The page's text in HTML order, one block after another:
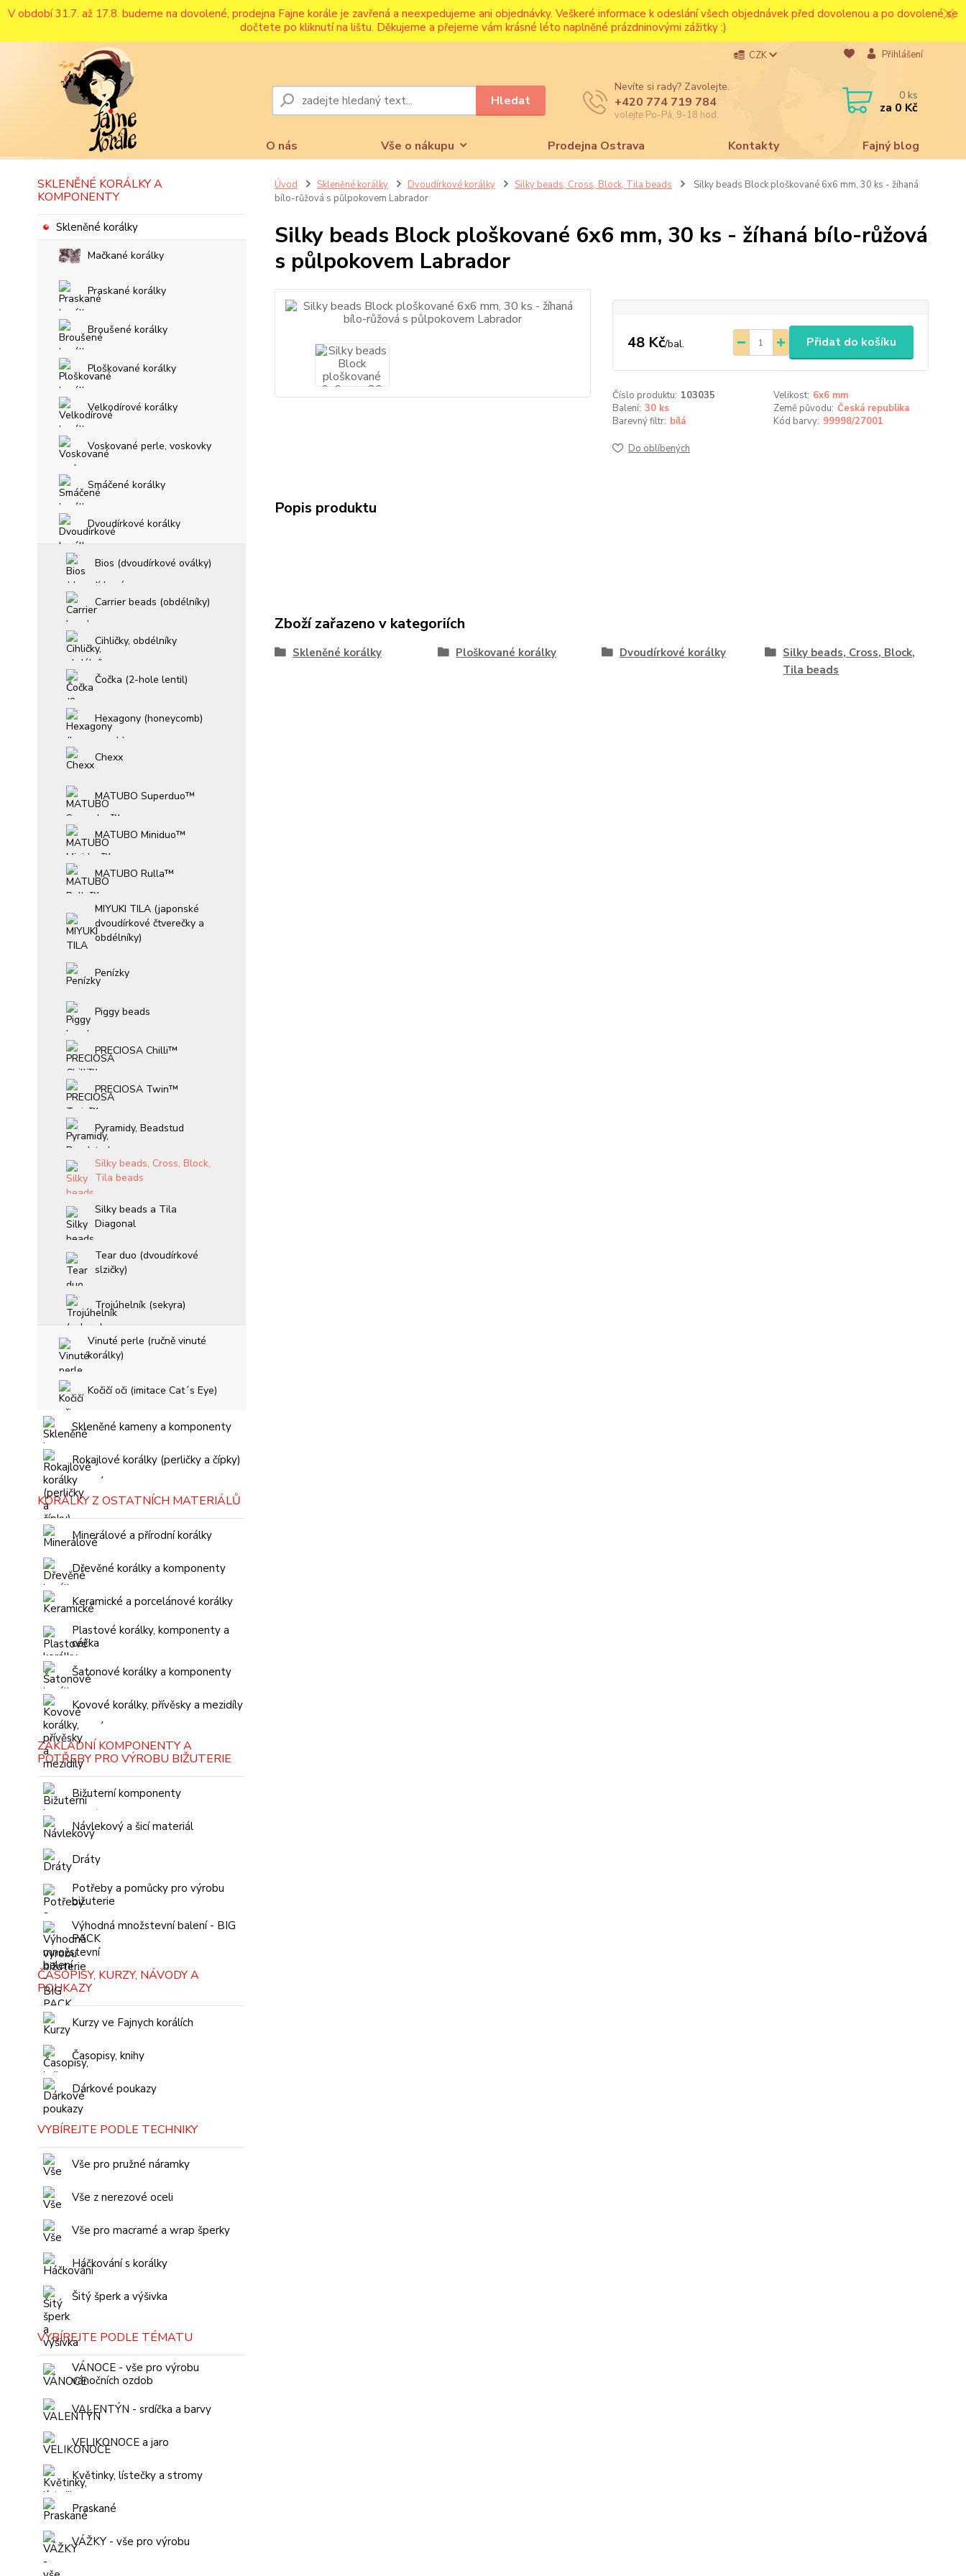
V období 31.7. až 17.8. budeme na dovolené, prodejna Fajne korále je zavřená a neexpedujeme ani objednávky. Veškeré informace k odeslání všech objednávek před dovolenou a po dovolené se
dočtete po kliknutí na lištu. Děkujeme a přejeme vám krásné léto naplněné prázdninovými zážitky :)
O nás Vše o nákupu Prodejna Ostrava Kontakty Fajný blog
CZK Přihlášení
Hledat
Nevíte si rady? Zavolejte.
+420 774 719 784
volejte Po-Pá, 9-18 hod.
0 ks
za 0 Kč
SKLENĚNÉ KORÁLKY A
KOMPONENTY
Skleněné korálky
Mačkané korálky
Praskané korálky
Broušené korálky
Ploškované korálky
Velkodírové korálky
Voskované perle, voskovky
Smáčené korálky
Dvoudírkové korálky
Bios (dvoudírkové oválky)
Carrier beads (obdélníky)
Cihličky, obdélníky
Čočka (2-hole lentil)
Hexagony (honeycomb)
Chexx
MATUBO Superduo™
MATUBO Miniduo™
MATUBO Rulla™
MIYUKI TILA (japonské
dvoudírkové čtverečky a
obdélníky)
Penízky
Piggy beads
PRECIOSA Chilli™
PRECIOSA Twin™
Pyramidy, Beadstud
Silky beads, Cross, Block,
Tila beads
Silky beads a Tila
Diagonal
Tear duo (dvoudírkové
slzičky)
Trojúhelník (sekyra)
Vinuté perle (ručně vinuté
korálky)
Kočičí oči (imitace Cat´s Eye)
Skleněné kameny a komponenty
Rokajlové korálky (perličky a čípky)
KORÁLKY Z OSTATNÍCH MATERIÁLŮ
Minerálové a přírodní korálky
Dřevěné korálky a komponenty
Keramické a porcelánové korálky
Plastové korálky, komponenty a
céčka
Šatonové korálky a komponenty
Kovové korálky, přívěsky a mezidíly
ZÁKLADNÍ KOMPONENTY A
POTŘEBY PRO VÝROBU BIŽUTERIE
Bižuterní komponenty
Návlekový a šicí materiál
Dráty
Potřeby a pomůcky pro výrobu
bižuterie
Výhodná množstevní balení - BIG
PACK
ČASOPISY, KURZY, NÁVODY A
POUKAZY
Kurzy ve Fajnych korálích
Časopisy, knihy
Dárkové poukazy
VYBÍREJTE PODLE TECHNIKY
Vše pro pružné náramky
Vše z nerezové oceli
Vše pro macramé a wrap šperky
Háčkování s korálky
Šitý šperk a výšivka
VYBÍREJTE PODLE TÉMATU
VÁNOCE - vše pro výrobu
vánočních ozdob
VALENTÝN - srdíčka a barvy
VELIKONOCE a jaro
Květinky, lístečky a stromy
Praskané
VÁŽKY - vše pro výrobu
Úvod Skleněné korálky Dvoudírkové korálky Silky beads, Cross, Block, Tila beads
Silky beads Block ploškované 6x6 mm, 30 ks - žíhaná
bílo-růžová s půlpokovem Labrador
Silky beads Block ploškované 6x6 mm, 30 ks - žíhaná bílo-růžová
s půlpokovem Labrador
48 Kč/bal. Přidat do košíku
Číslo produktu: 103035 Velikost: 6x6 mm
Balení: 30 ks Země původu: Česká republika
Barevný filtr: bílá Kód barvy: 99998/27001
Do oblíbených
Popis produktu
Zboží zařazeno v kategoriích
Skleněné korálky Ploškované korálky Dvoudírkové korálky
Silky beads, Cross, Block,
Tila beads